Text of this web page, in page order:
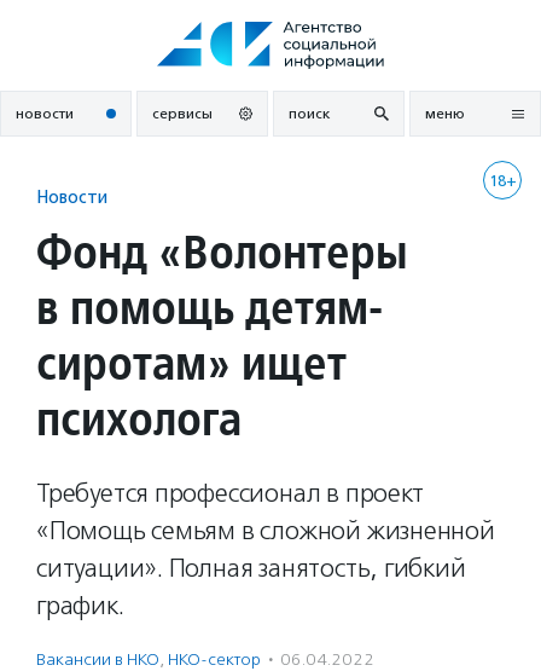
новости сервисы поиск меню
18+
Новости
Фонд «Волонтеры
в помощь детям-
сиротам» ищет
психолога
Требуется профессионал в проект
«Помощь семьям в сложной жизненной
ситуации». Полная занятость, гибкий
график.
Вакансии в НКО, НКО-сектор · 06.04.2022